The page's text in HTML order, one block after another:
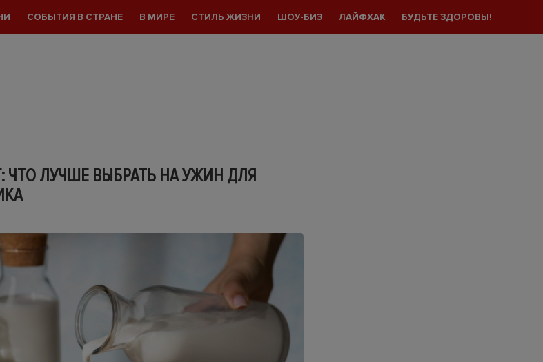
СОБЫТИЯ В СТРАНЕ В МИРЕ СТИЛЬ ЖИЗНИ ШОУ-БИЗ ЛАЙФХАК БУДЬТЕ ЗДОРОВЫ!
ЧТО ЛУЧШЕ ВЫБРАТЬ НА УЖИН ДЛЯ